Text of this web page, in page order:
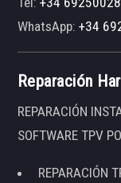
WhatsApp:+34
Reparación
REPARACIÓN
SOFTWARE TPV
REPARACIÓN